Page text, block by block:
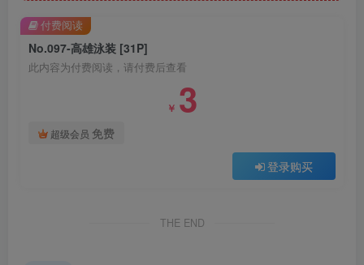
No.097-高雄泳装 [31P]
此内容为付费阅读，请付费后查看
￥ 3
超级会员 免费
登录购买
付费阅读
THE END